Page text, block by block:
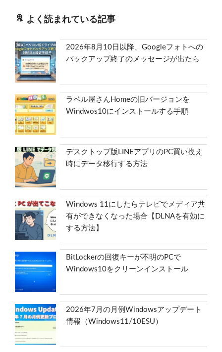
よく読まれている記事
2026年8月10日以降、Googleフォトへの
バックアップ終了のメッセージが出たら
ラベル屋さんHomeの旧バージョンを
Windwos10にインストールする手順
デスクトップ版LINEアプリのPC買い換え
時にデータ移行する方法
Windows 11にしたらテレビでメディア共
有ができなくなった場合【DLNAを有効に
する方法】
BitLockerの回復キーが不明のPCで
Windows10をクリーンインストール
2026年7月の月例Windowsアップデート
情報（Windows11/10ESU）